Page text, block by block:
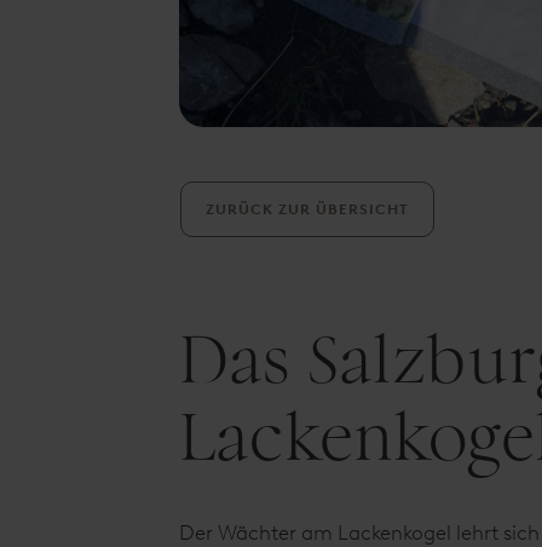
ZURÜCK ZUR ÜBERSICHT
Das
Der Wächter am Lackenkogel lehrt